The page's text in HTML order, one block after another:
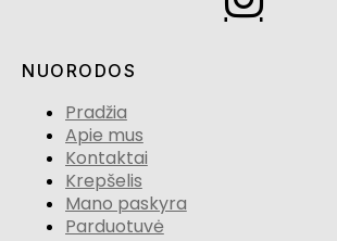
NUORODOS
Pradžia
Apie mus
Kontaktai
Krepšelis
Mano paskyra
Parduotuvė